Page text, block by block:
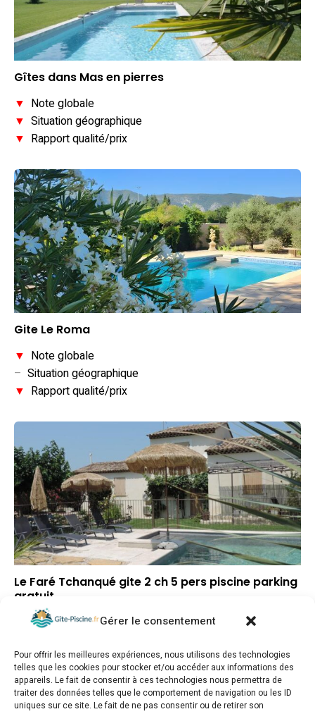
Gérer le consentement
Pour offrir les meilleures expériences, nous utilisons des technologies
telles que les cookies pour stocker et/ou accéder aux informations des
appareils. Le fait de consentir à ces technologies nous permettra de
traiter des données telles que le comportement de navigation ou les ID
uniques sur ce site. Le fait de ne pas consentir ou de retirer son
Gîtes dans Mas en pierres
▼ Note globale
▼ Situation géographique
▼ Rapport qualité/prix
Gite Le Roma
▼ Note globale
– Situation géographique
▼ Rapport qualité/prix
Le Faré Tchanqué gite 2 ch 5 pers piscine parking
gratuit
Note globale
▼Rapport qualité/prix